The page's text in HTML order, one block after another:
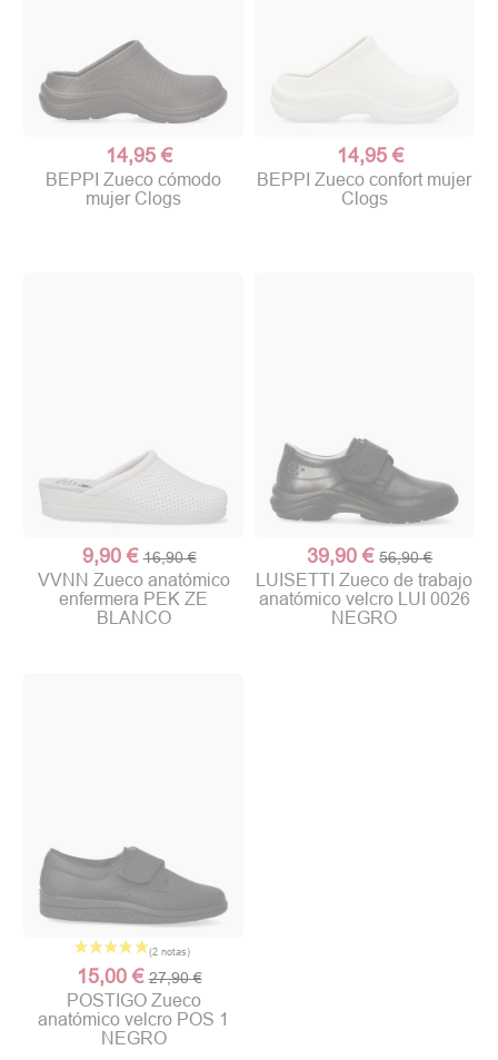
14,95 €
BEPPI Zueco cómodo
mujer Clogs
14,95 €
BEPPI Zueco confort mujer
Clogs
9,90 € 16,90 €
VVNN Zueco anatómico
enfermera PEK ZE
BLANCO
39,90 € 56,90 €
LUISETTI Zueco de trabajo
anatómico velcro LUI 0026
NEGRO
15,00 € 27,90 €
POSTIGO Zueco
anatómico velcro POS 1
NEGRO